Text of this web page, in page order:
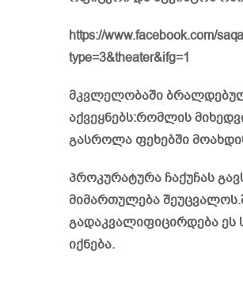
https://www.facebook.com/
type=3&theater&ifg=1
მკვლე­ლო­ბა­ში
აქვეყნებს:რომლის
გასროლა ფეხებში
პროკურატურა ჩაქუჩას
მიმართულება
გადაკვალიფიცირდება ეს
იქნება.